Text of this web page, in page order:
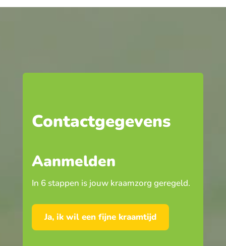
Contactgegevens
Aanmelden
In 6 stappen is jouw kraamzorg geregeld.
Ja, ik wil een fijne kraamtijd